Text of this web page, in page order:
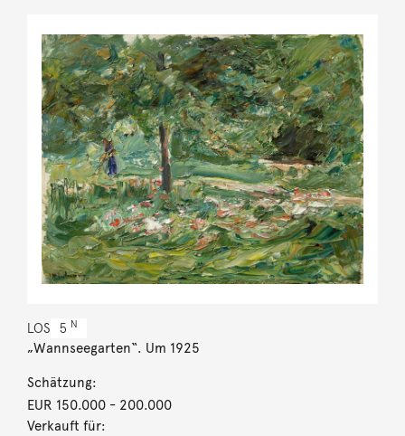
LOS 5 N
„Wannseegarten“. Um 1925
Schätzung:
EUR 150.000- 200.000
Verkauft für: